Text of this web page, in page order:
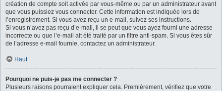
création de compte soit activée par vous-même ou par un administrateur avant
que vous puissiez vous connecter. Cette information est indiquée lors de
l’enregistrement. Si vous avez reçu un e-mail, suivez ses instructions.
Si vous n’avez pas reçu d’e-mail, il se peut que vous ayez fourni une adresse
incorrecte ou que l’e-mail ait été traité par un filtre anti-spam. Si vous êtes sûr
de l’adresse e-mail fournie, contactez un administrateur.
Haut
Pourquoi ne puis-je pas me connecter ?
Plusieurs raisons pourraient expliquer cela. Premièrement, vérifiez que votre